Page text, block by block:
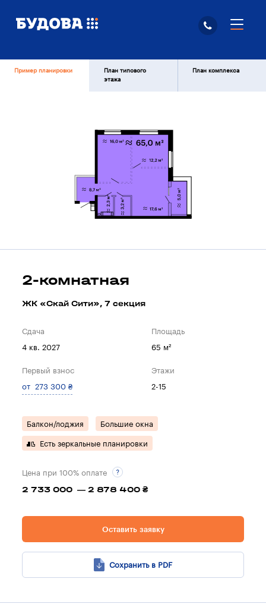
Пример планировки
План типового
этажа
План комплекса
2-комнатная
ЖК «Скай Сити», 7 секция
Сдача
4 кв. 2027
Площадь
65 м²
Первый взнос
от 273 300 ₴
Этажи
2-15
Балкон/лоджия Большие окна
Есть зеркальные планировки
Цена при 100% оплате
2 733 000 — 2 878 400 ₴
Оставить заявку
Сохранить в PDF